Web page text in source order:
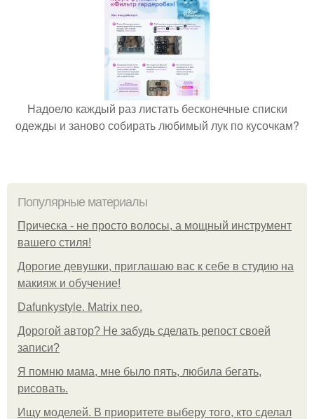
Надоело каждый раз листать бесконечные списки
одежды и заново собирать любимый лук по кусочкам?
Популярные материалы
Прическа - не просто волосы, а мощный инструмент
вашего стиля!
Дорогие девушки, приглашаю вас к себе в студию на
макияж и обучение!
Dafunkystyle. Matrix neo.
Дорогой автор? Не забудь сделать репост своей
записи?
Я помню мама, мне было пять, любила бегать,
рисовать.
Ищу моделей. В приоритете выберу того, кто сделал